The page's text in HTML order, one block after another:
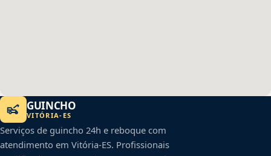
GUINCHO
VITÓRIA- ES
Serviços de guincho 24h e reboque com
atendimento em Vitória-ES. Profissionais